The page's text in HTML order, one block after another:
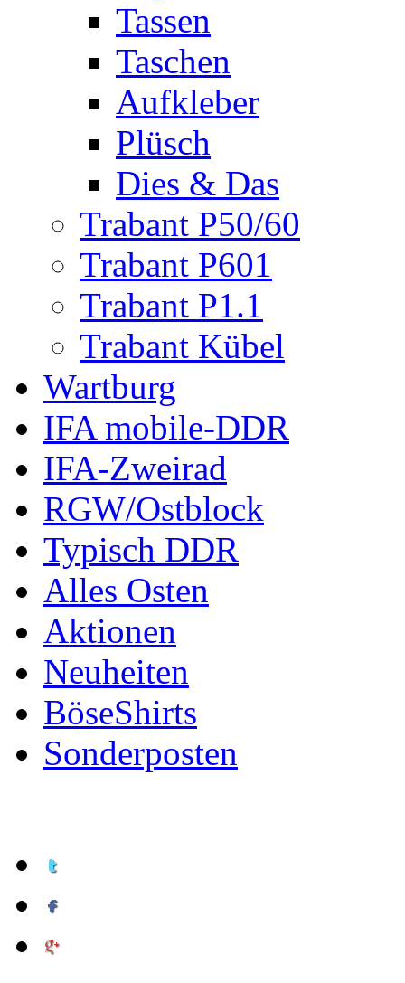
Tassen
Taschen
Aufkleber
Plüsch
Dies & Das
Trabant P50/60
Trabant P601
Trabant P1.1
Trabant Kübel
Wartburg
IFA mobile-DDR
IFA-Zweirad
RGW/Ostblock
Typisch DDR
Alles Osten
Aktionen
Neuheiten
BöseShirts
Sonderposten